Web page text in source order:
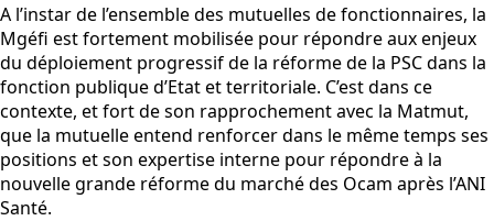
A l’instar de l’ensemble des mutuelles de fonctionnaires, la
Mgéfi est fortement mobilisée pour répondre aux enjeux
du déploiement progressif de la réforme de la PSC dans la
fonction publique d’Etat et territoriale. C’est dans ce
contexte, et fort de son rapprochement avec la Matmut,
que la mutuelle entend renforcer dans le même temps ses
positions et son expertise interne pour répondre à la
nouvelle grande réforme du marché des Ocam après l’ANI
Santé.